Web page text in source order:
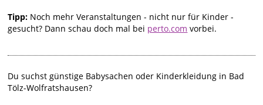
Tipp: Noch mehr Veranstaltungen - nicht nur für Kinder -
gesucht? Dann schau doch mal bei perto.com vorbei.
Du suchst günstige Babysachen oder Kinderkleidung in Bad
Tölz-Wolfratshausen?